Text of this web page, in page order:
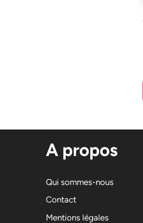
A propos
Qui sommes-nous
Contact
Mentions légales